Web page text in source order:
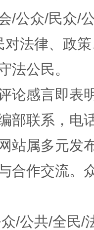
/公众/民众/
对法律、政
法公民。
论感言即表
部联系，电
站属多元发
合作交流。
/公共/全民/